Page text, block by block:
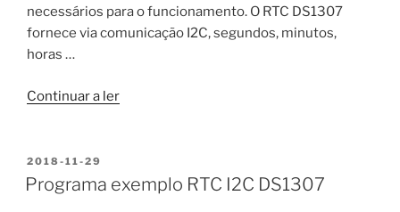
necessários para o funcionamento. O RTC DS1307
fornece via comunicação I2C, segundos, minutos,
horas …
Continuar a ler“Módulo
real
PUBLICADO
EM
2018-11-29
Programa exemplo RTC I2C DS1307